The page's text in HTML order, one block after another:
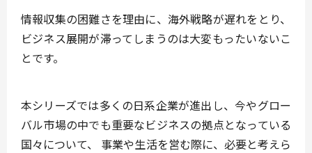
情報収集の困難さを理由に、海外戦略が遅れをとり、
ビジネス展開が滞ってしまうのは大変もったいないこ
とです。
本シリーズでは多くの日系企業が進出し、今やグロー
バル市場の中でも重要なビジネスの拠点となっている
国々について、 事業や生活を営む際に、必要と考えら